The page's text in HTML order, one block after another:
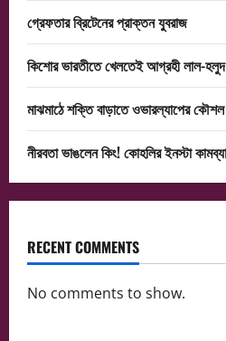
গ্রেফতার ব্রিটেনের প্রাক্তন যুবরাজ
কিশোর ভারতীতে খেলতেই আগ্রহী লাল-হলুদ
মাঝমাঠে শক্তি বাড়াতে ওভারল্যাপের
নীরবতা ভাঙলেন কিং! কোহলির ইনস্টা
RECENT COMMENTS
No comments to show.